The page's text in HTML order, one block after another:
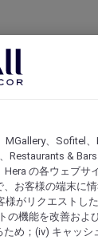
、Sofitel、
Restaurants &
の各ウェブサ
、お客様の端末に
がリクエストし
の機能を改善およ
め；(iv) キャッシ